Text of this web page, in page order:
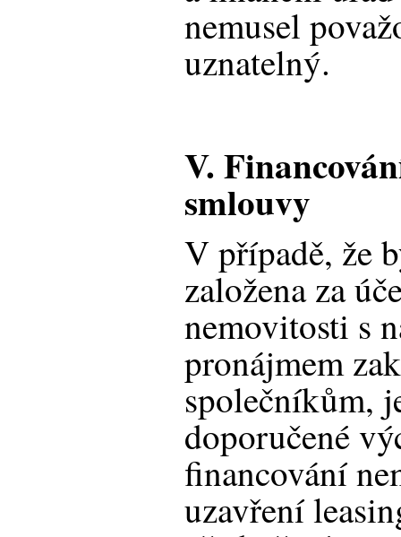
nemusel
uznatelný.
V.
smlouvy
V případě, že
založena za
nemovitosti s
pronájmem
společníkům,
doporučené
financování
uzavření